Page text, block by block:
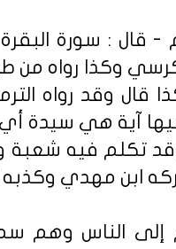
- قال : سورة
وكذا رواه من
قال وقد رواه
آية هي سيدة أي
تكلم فيه
ابن مهدي
إلى الناس وهم